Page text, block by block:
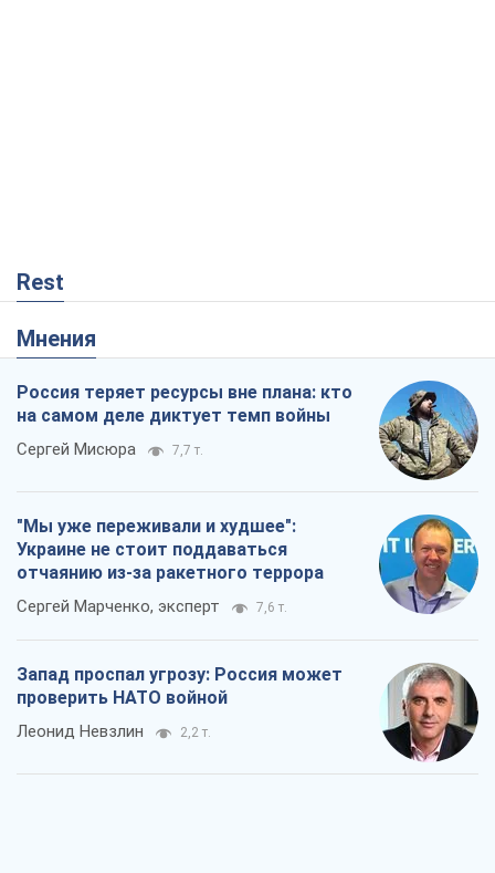
Rest
Мнения
Россия теряет ресурсы вне плана: кто
на самом деле диктует темп войны
Сергей Мисюра 7,7 т.
"Мы уже переживали и худшее":
Украине не стоит поддаваться
отчаянию из-за ракетного террора
Сергей Марченко, эксперт 7,6 т.
Запад проспал угрозу: Россия может
проверить НАТО войной
Леонид Невзлин 2,2 т.